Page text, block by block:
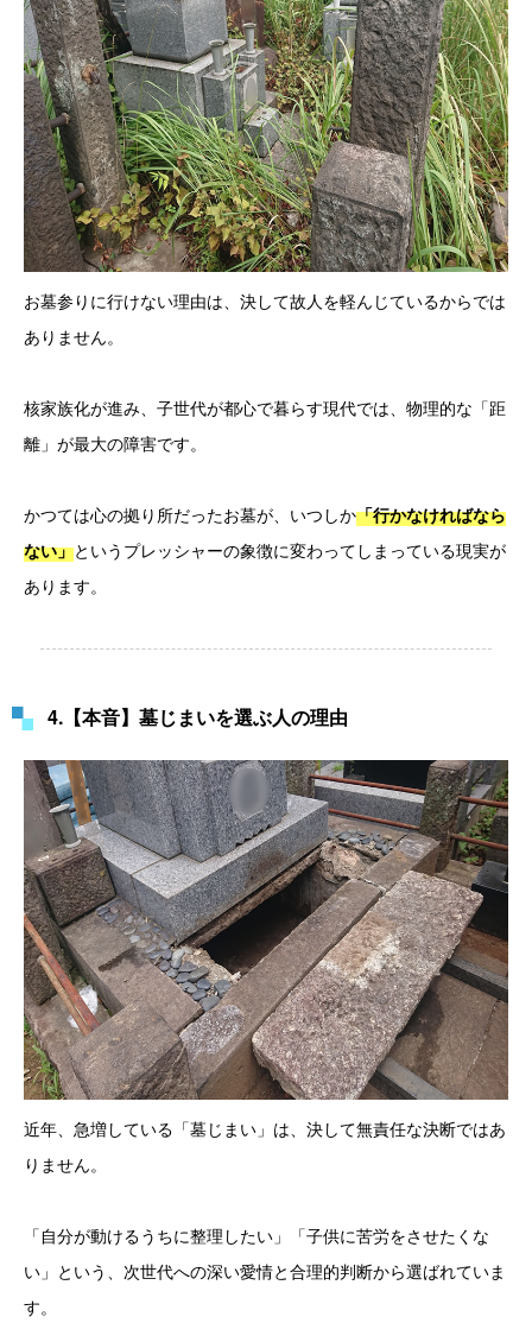
お墓参りに行けない理由は、決して故人を軽んじているからでは
ありません。
核家族化が進み、子世代が都心で暮らす現代では、物理的な「距
離」が最大の障害です。
かつては心の拠り所だったお墓が、いつしか「行かなければなら
ない」というプレッシャーの象徴に変わってしまっている現実が
あります。
4.【本音】墓じまいを選ぶ人の理由
近年、急増している「墓じまい」は、決して無責任な決断ではあ
りません。
「自分が動けるうちに整理したい」「子供に苦労をさせたくな
い」という、次世代への深い愛情と合理的判断から選ばれていま
す。